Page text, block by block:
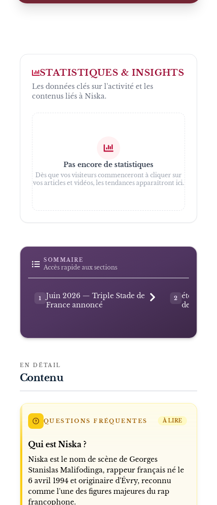
STATISTIQUES & INSIGHTS
Les données clés sur l'activité et les
contenus liés à Niska.
Pas encore de statistiques
Dès que vos visiteurs commenceront à cliquer sur
vos articles et vidéos, les tendances apparaîtront ici.
SOMMAIRE
Accès rapide aux sections
1
Juin 2026 — Triple Stade de
France annoncé
2
été 2026
des
EN DÉTAIL
Contenu
QUESTIONS FRÉQUENTES À LIRE
Qui est Niska ?
Niska est le nom de scène de Georges
Stanislas Malifodinga, rappeur français né le
6 avril 1994 et originaire d'Évry, reconnu
comme l'une des figures majeures du rap
francophone.